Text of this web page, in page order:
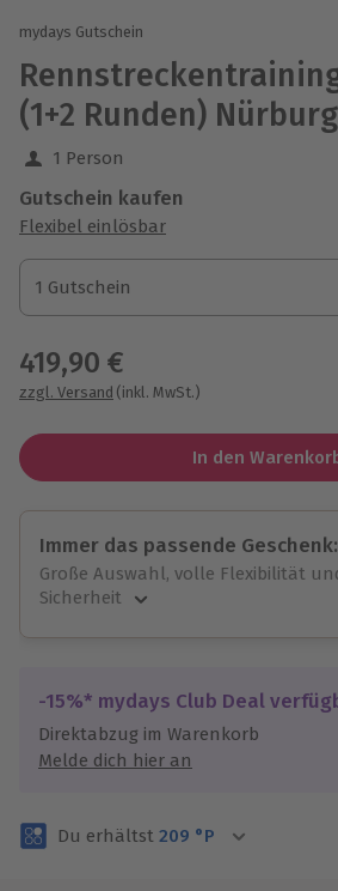
mydays Gutschein
(1+2 Runden) Nürburg
1 Person
Gutschein kaufen
Flexibel einlösbar
1 Gutschein
1 Gutschein
1 Gutschein
419,90 €
zzgl. Versand (inkl. MwSt.)
In den
Immer das passende Geschenk:
Große Auswahl, volle Flexibilität
Sicherheit
Jeder Gutschein für alle
Maximale Sicherheit
3 Jahre gültig & verlängerbar.
-15%* mydays Club Deal
Direktabzug im Warenkorb
Melde dich hier an
Du erhältst 209 °P